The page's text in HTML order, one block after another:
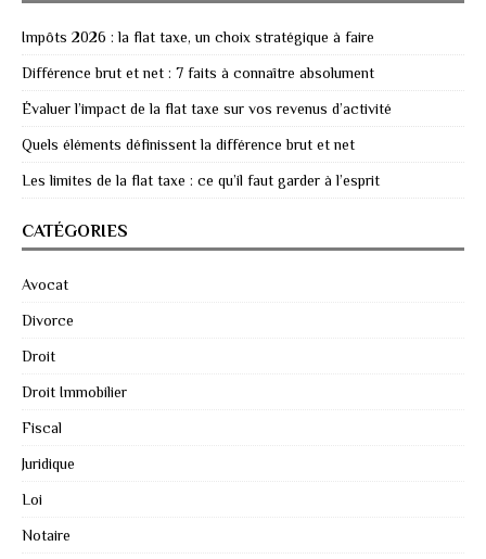
Impôts 2026 : la flat taxe, un choix stratégique à faire
Différence brut et net : 7 faits à connaître absolument
Évaluer l’impact de la flat taxe sur vos revenus d’activité
Quels éléments définissent la différence brut et net
Les limites de la flat taxe : ce qu’il faut garder à l’esprit
CATÉGORIES
Avocat
Divorce
Droit
Droit Immobilier
Fiscal
Juridique
Loi
Notaire